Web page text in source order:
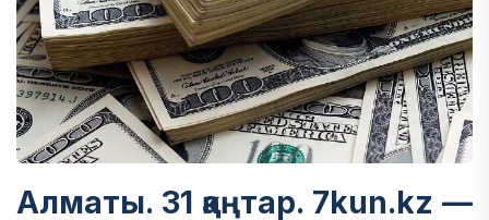
Алматы. 31 қаңтар. 7kun.kz —